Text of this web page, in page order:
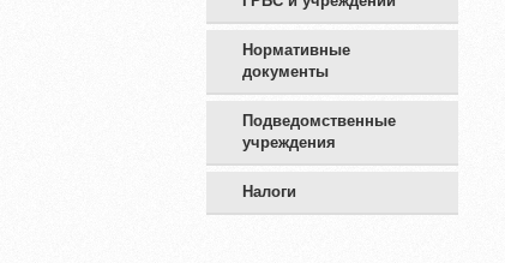
Нормативные
документы
Подведомственные
учреждения
Налоги